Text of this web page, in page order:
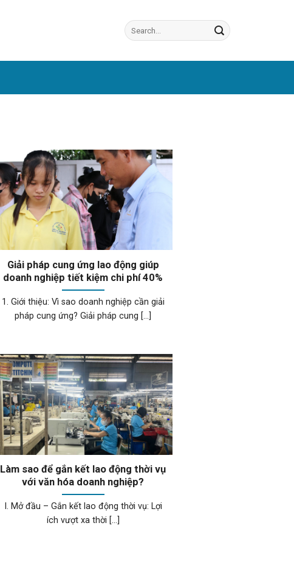
Giải pháp cung ứng lao động giúp
doanh nghiệp tiết kiệm chi phí 40%
1. Giới thiệu: Vì sao doanh nghiệp cần giải
pháp cung ứng? Giải pháp cung [...]
Làm sao để gắn kết lao động thời vụ
với văn hóa doanh nghiệp?
I. Mở đầu – Gắn kết lao động thời vụ: Lợi
ích vượt xa thời [...]